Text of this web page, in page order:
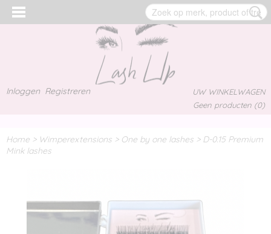
Inloggen Registreren
UW WINKELWAGEN
Geen producten (0)
Home > Wimperextensions > One by one lashes > D-0.15 Premium
Mink lashes